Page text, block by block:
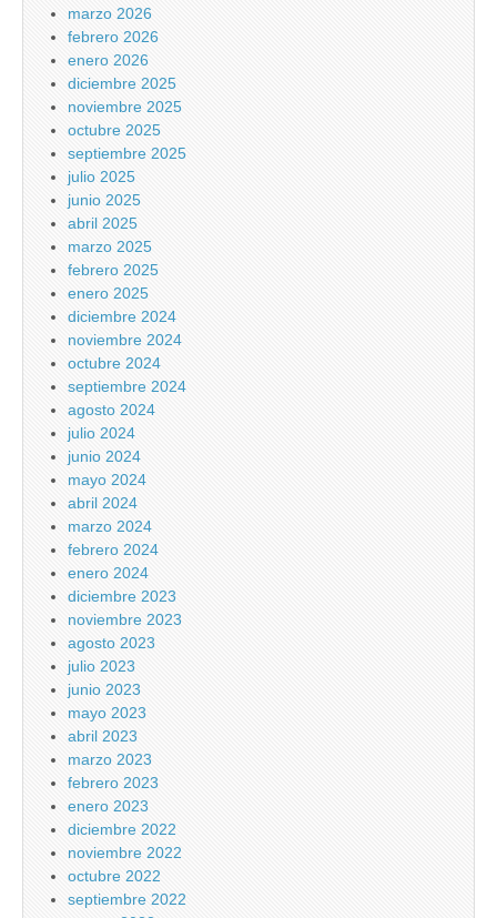
marzo 2026
febrero 2026
enero 2026
diciembre 2025
noviembre 2025
octubre 2025
septiembre 2025
julio 2025
junio 2025
abril 2025
marzo 2025
febrero 2025
enero 2025
diciembre 2024
noviembre 2024
octubre 2024
septiembre 2024
agosto 2024
julio 2024
junio 2024
mayo 2024
abril 2024
marzo 2024
febrero 2024
enero 2024
diciembre 2023
noviembre 2023
agosto 2023
julio 2023
junio 2023
mayo 2023
abril 2023
marzo 2023
febrero 2023
enero 2023
diciembre 2022
noviembre 2022
octubre 2022
septiembre 2022